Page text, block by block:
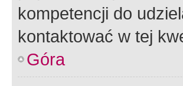
kompetencji do
kontaktować w tej
Góra